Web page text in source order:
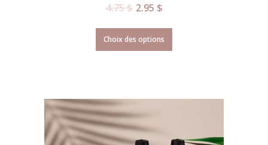
4.75$ 2.95 $
Choix des options